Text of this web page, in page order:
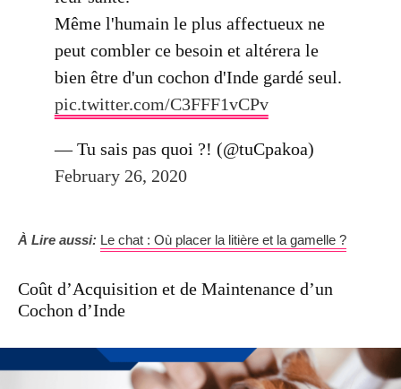
Même l'humain le plus affectueux ne
peut combler ce besoin et altérera le
bien être d'un cochon d'Inde gardé seul.
pic.twitter.com/C3FFF1vCPv
— Tu sais pas quoi ?! (@tuCpakoa)
February 26, 2020
À Lire aussi: Le chat : Où placer la litière et la gamelle ?
Coût d’Acquisition et de Maintenance d’un
Cochon d’Inde